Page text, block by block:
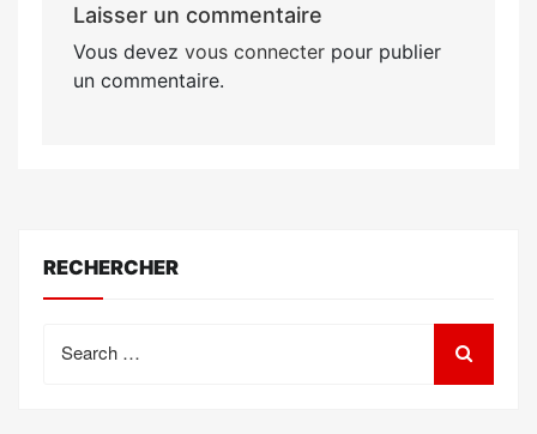
Laisser un commentaire
Vous devez vous connecterpour publier
un commentaire.
RECHERCHER
for: